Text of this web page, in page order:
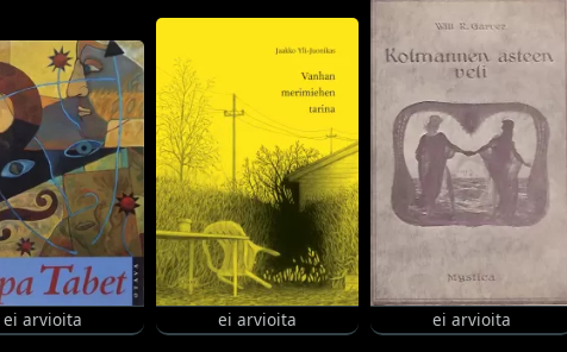
ei arvioita ei arvioita ei arvioita